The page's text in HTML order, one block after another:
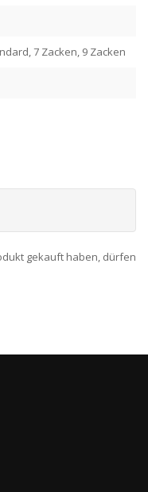
7 Zacken, 9 Zacken
gekauft haben, dürfen